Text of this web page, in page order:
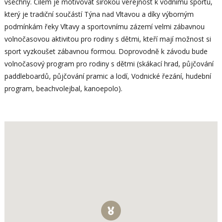
který je tradiční součástí Týna nad Vltavou a díky výborným
podmínkám řeky Vltavy a sportovnímu zázemí velmi zábavnou
volnočasovou aktivitou pro rodiny s dětmi, kteří mají možnost si
sport vyzkoušet zábavnou formou. Doprovodně k závodu bude
volnočasový program pro rodiny s dětmi (skákací hrad, půjčování
paddleboardů, půjčování pramic a lodí, Vodnické řezání, hudební
program, beachvolejbal, kanoepolo).